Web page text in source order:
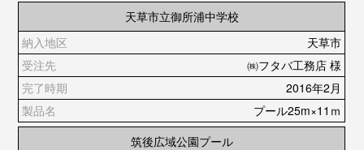
天草市立御所浦中学校
天草市
㈱フタバ工務店 様
2016年2月
プール25m×11ｍ
筑後広域公園プール